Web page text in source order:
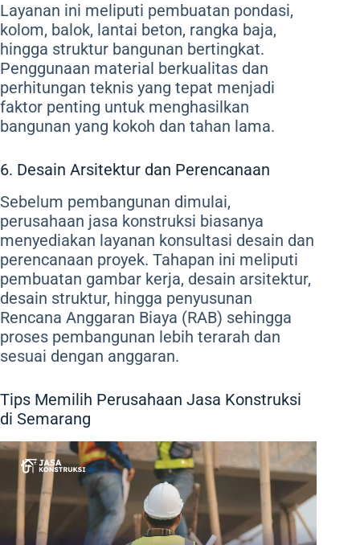
Layanan ini meliputi pembuatan pondasi,
kolom, balok, lantai beton, rangka baja,
hingga struktur bangunan bertingkat.
Penggunaan material berkualitas dan
perhitungan teknis yang tepat menjadi
faktor penting untuk menghasilkan
bangunan yang kokoh dan tahan lama.
6. Desain Arsitektur dan Perencanaan
Sebelum pembangunan dimulai,
perusahaan jasa konstruksi biasanya
menyediakan layanan konsultasi desain dan
perencanaan proyek. Tahapan ini meliputi
pembuatan gambar kerja, desain arsitektur,
desain struktur, hingga penyusunan
Rencana Anggaran Biaya (RAB) sehingga
proses pembangunan lebih terarah dan
sesuai dengan anggaran.
Tips Memilih Perusahaan Jasa Konstruksi
di Semarang